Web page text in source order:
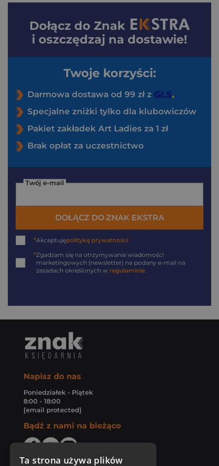
Dołącz do Znak
i oszczędzaj na dostawie!
Twoje korzyści:
Darmowa dostawa od 99 zł z
Specjalne zniżki tylko dla klubowiczów
Pakiet zakładek Art Ladies za 1 zł
Brak opłat za uczestnictwo
Twój e-mail
DOŁĄCZ DO ZNAK EKSTRA
*Akceptujępolitykę prywatności
*Zgadzam się na otrzymywanie wiadomości
marketingowych (newsletter) na podany e-mail na
zasadach określonych w regulaminie.
Napisz do nas
Poniedziałek - Piątek
8:00 - 18:00
[email protected]
Bądź z nami na bieżąco
Ta strona używa plików